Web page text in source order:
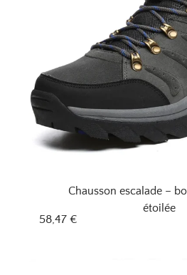
Chausson escalade –
étoilée
58,47 €